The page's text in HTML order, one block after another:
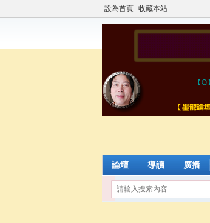
設為首頁 收藏本站
論壇 導讀 廣播